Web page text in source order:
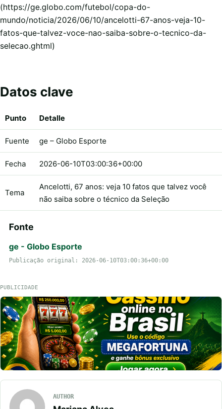
(https://ge.globo.com/futebol/copa-do-
mundo/noticia/2026/06/10/ancelotti-67-anos-veja-10-
fatos-que-talvez-voce-nao-saiba-sobre-o-tecnico-da-
selecao.ghtml)
Datos clave
Punto Detalle
Fuente ge – Globo Esporte
Fecha 2026-06-10T03:00:36+00:00
Tema
Ancelotti, 67 anos: veja 10 fatos que talvez você
não saiba sobre o técnico da Seleção
Fonte
ge - Globo Esporte
Publicação original: 2026-06-10T03:00:36+00:00
PUBLICIDADE
AUTHOR